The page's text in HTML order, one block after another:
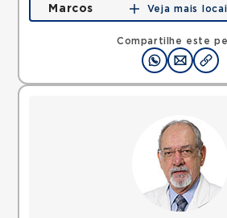
Compartilhe este
Marcos
Rua Sao Rafael, Sao Marcos,
Mapa
Veja mais